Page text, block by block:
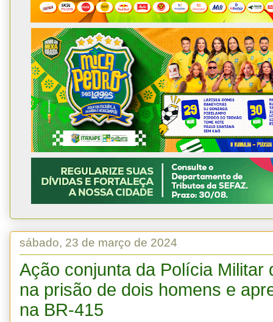
sábado, 23 de março de 2024
Ação conjunta da Polícia Militar
na prisão de dois homens e
na BR-415